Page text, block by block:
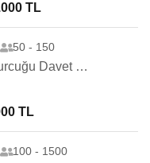
TL
50 - 150
Sevgi Tomurcuğu Davet Evi & Organizasyon
TL
100 - 1500